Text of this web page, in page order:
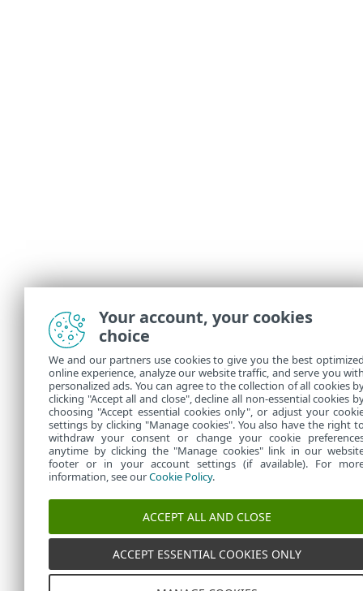
Your account, your cookies
choice
We and our partners use cookies to give you the best
online experience, analyze our website traffic, and serve you
personalized ads. You can agree to the collection of all cookies
clicking "Accept all and close", decline all non-essential cookies
choosing "Accept essential cookies only", or adjust your
settings by clicking "Manage cookies". You also have the right
withdraw your consent or change your cookie
anytime by clicking the "Manage cookies" link in our
footer or in your account settings (if available). For
information, see ourCookie Policy.
ACCEPT ALL AND CLOSE
ACCEPT ESSENTIAL COOKIES ONLY